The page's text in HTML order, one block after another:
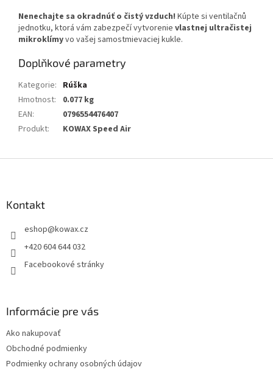
Nenechajte sa okradnúť o čistý vzduch! Kúpte si ventilačnů
jednotku, ktorá vám zabezpečí vytvorenie vlastnej ultračistej
mikroklímyvo vašej samostmievaciej kukle.
Doplňkové parametry
Kategorie: Rúška
Hmotnost:
0.077 kg
EAN:
0796554476407
Produkt: KOWAX Speed Air
Kontakt
eshop@kowax.cz
+420 604 644 032
Facebookové stránky
Informácie pre vás
Ako nakupovať
Obchodné podmienky
Podmienky ochrany osobných údajov